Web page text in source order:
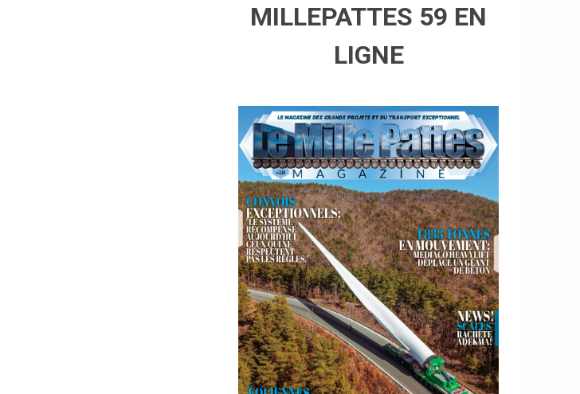
MILLEPATTES 59 EN
LIGNE